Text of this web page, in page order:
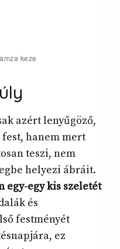
keze
azért lenyűgöző,
hanem mert
teszi, nem
helyezi ábráit.
egy-egy kis szeletét
és
festményét
ez